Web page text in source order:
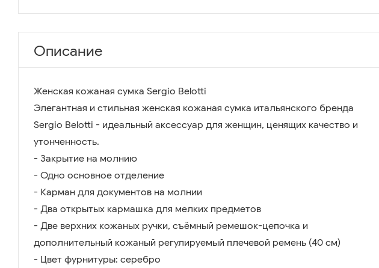
Описание
Женская кожаная сумка Sergio Belotti
Элегантная и стильная женская кожаная сумка итальянского бренда
Sergio Belotti - идеальный аксессуар для женщин, ценящих качество и
утонченность.
- Закрытие на молнию
- Одно основное отделение
- Карман для документов на молнии
- Два открытых кармашка для мелких предметов
- Две верхних кожаных ручки, съёмный ремешок-цепочка и
дополнительный кожаный регулируемый плечевой ремень (40 см)
- Цвет фурнитуры: серебро